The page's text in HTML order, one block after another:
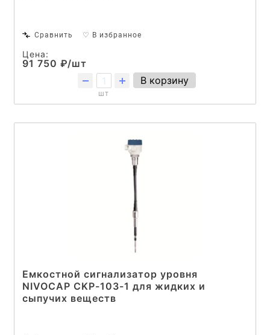
Сравнить ♡ В избранное
Цена:
91 750 ₽/шт
шт
В корзину
Емкостной сигнализатор уровня
NIVOCAP CKP-103-1 для жидких и
сыпучих веществ